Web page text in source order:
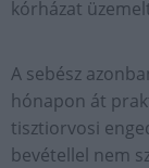
kórházat
A sebész
hónapon át
tisztiorvosi
bevétellel nem